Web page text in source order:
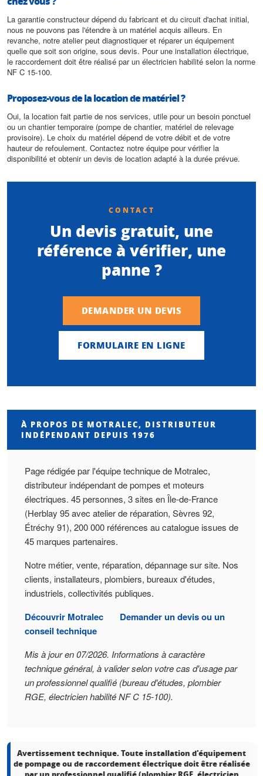
La garantie constructeur dépend du fabricant et du circuit d'achat initial,
nous ne pouvons pas l'étendre à un matériel acquis ailleurs. En
revanche, notre atelier peut diagnostiquer et réparer un équipement
quelle que soit son origine, sous devis. Pour une installation électrique,
le raccordement doit être réalisé par un électricien habilité selon la norme
NF C 15-100.
Proposez-vous de la location de matériel ?
Oui, la location fait partie de nos services, utile pour un besoin ponctuel
ou un chantier temporaire (pompe de chantier, matériel de relevage
provisoire). Le choix du matériel dépend de votre débit et de votre
hauteur de refoulement. Contactez notre équipe pour vérifier la
disponibilité et obtenir un devis de location adapté à la durée prévue.
CONTACT
Un devis gratuit, une
référence à vérifier, une
panne ?
DEMANDER UN DEVIS
FORMULAIRE EN LIGNE
À PROPOS DE MOTRALEC, DISTRIBUTEUR
INDÉPENDANT DEPUIS 1976
Page rédigée par l'équipe technique de Motralec,
distributeur indépendant de pompes et moteurs
électriques. 45 personnes, 3 sites en Île-de-France
(Herblay 95 avec atelier de réparation, Sèvres 92,
Étréchy 91), 200 000 références au catalogue issues de
45 marques partenaires.
Notre métier, vente, réparation, dépannage sur site. Nos
clients, installateurs, plombiers, bureaux d'études,
industriels, collectivités publiques.
Découvrir Motralec
Demander un devis ou un
conseil technique
Mis à jour en 07/2026. Informations à caractère
technique général, à valider selon votre cas d'usage par
un professionnel qualifié (bureau d'études, plombier
RGE, électricien habilité NF C 15-100).
Avertissement technique. Toute installation d'équipement
de pompage ou de raccordement électrique doit être réalisée
par un professionnel qualifié (plombier RGE, électricien